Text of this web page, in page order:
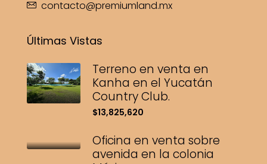
contacto@premiumland.mx
Últimas Vistas
Terreno en venta en
Kanha en el Yucatán
Country Club.
$13,825,620
Oficina en venta sobre
avenida en la colonia